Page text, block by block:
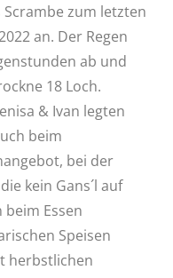
zum letzten
an. Der Regen
ab und
18 Loch.
& Ivan legten
beim
bei der
kein Gans´l auf
beim Essen
Speisen
herbstlichen